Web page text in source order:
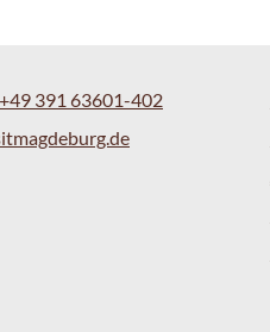
+49 391 63601-402